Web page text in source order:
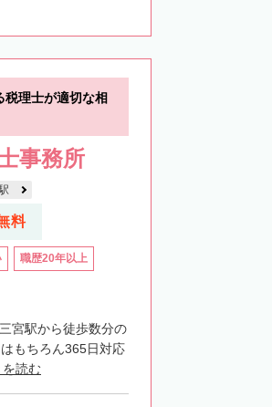
税理士が適切な相
事務所
料
職歴20年以上
宮駅から徒歩数分の
もちろん365日対応
を読む